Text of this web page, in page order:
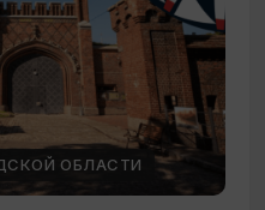
ОБЛАСТИ